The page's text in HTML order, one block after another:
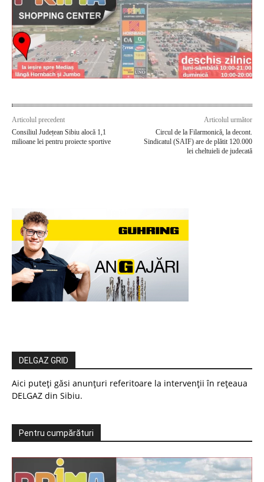
Articolul precedent
Consiliul Județean Sibiu alocă 1,1
milioane lei pentru proiecte sportive
Articolul următor
Circul de la Filarmonică, la decont.
Sindicatul (SAIF) are de plătit 120.000
lei cheltuieli de judecată
DELGAZ GRID
Aici puteți găsi anunțuri referitoare la intervenții în rețeaua
DELGAZ din Sibiu.
Pentru cumpărături